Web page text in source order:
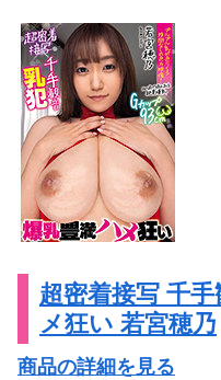
超密着接写 千
メ狂い 若宮穂乃
商品の詳細を見る